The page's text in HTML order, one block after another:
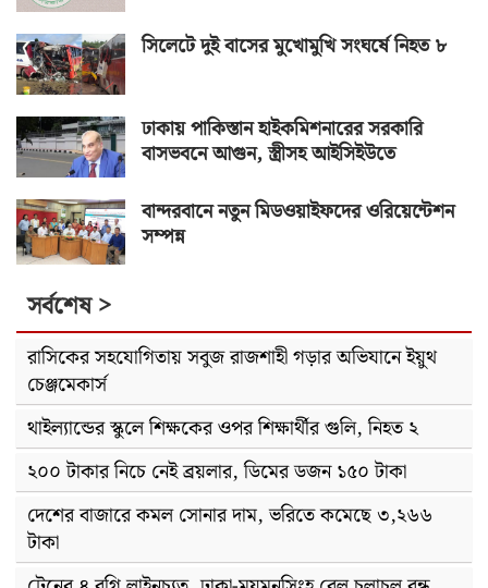
সিলেটে দুই বাসের মুখোমুখি সংঘর্ষে নিহত ৮
ঢাকায় পাকিস্তান হাইকমিশনারের সরকারি
বাসভবনে আগুন, স্ত্রীসহ আইসিইউতে
বান্দরবানে নতুন মিডওয়াইফদের ওরিয়েন্টেশন
সম্পন্ন
সর্বশেষ >
রাসিকের সহযোগিতায় সবুজ রাজশাহী গড়ার অভিযানে ইয়ুথ
চেঞ্জমেকার্স
থাইল্যান্ডের স্কুলে শিক্ষকের ওপর শিক্ষার্থীর গুলি, নিহত ২
২০০ টাকার নিচে নেই ব্রয়লার, ডিমের ডজন ১৫০ টাকা
দেশের বাজারে কমল সোনার দাম, ভরিতে কমেছে ৩,২৬৬
টাকা